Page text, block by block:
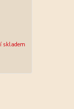
skladem